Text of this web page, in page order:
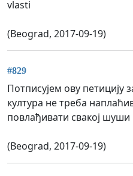
vlasti
(Beograd, 2017-09-19)
#829
Потписујем ову петицију
култура не треба
повлађивати свакој шуши
(Beograd, 2017-09-19)